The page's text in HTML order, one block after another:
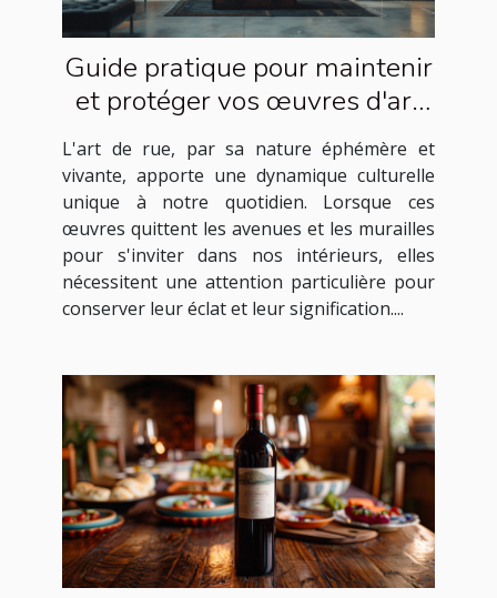
Guide pratique pour maintenir
et protéger vos œuvres d'art
de rue à la maison
L'art de rue, par sa nature éphémère et
vivante, apporte une dynamique culturelle
unique à notre quotidien. Lorsque ces
œuvres quittent les avenues et les murailles
pour s'inviter dans nos intérieurs, elles
nécessitent une attention particulière pour
conserver leur éclat et leur signification....